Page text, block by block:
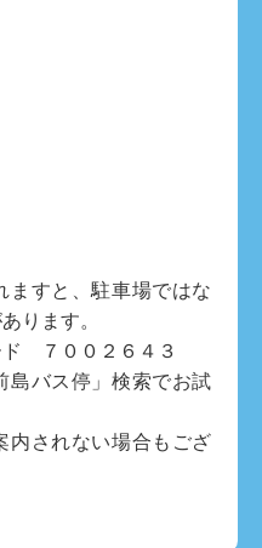
すと、駐車場ではな
ります。
７００２６４３
バス停」検索でお試
されない場合もござ